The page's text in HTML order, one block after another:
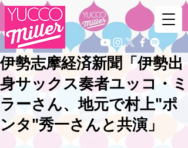
伊勢志摩経済新聞「伊勢出
身サックス奏者ユッコ・ミ
ラーさん、地元で村上"ポ
ンタ"秀一さんと共演」